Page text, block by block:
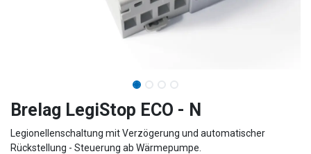
Brelag LegiStop ECO - N
Legionellenschaltung mit Verzögerung und automatischer
Rückstellung - Steuerung ab Wärmepumpe.